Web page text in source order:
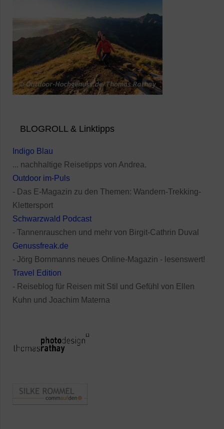
BLOGROLL & Linktipps
Indigo Blau
... nachhaltige Reisetipps von Andrea.
Outdoor im-Puls
- Das E-Magazin zu den Themen: Wandern-Trekking-
Klettersport
Schwarzwald Podcast
- Tannenrauschen und mehr von Birgit-Cathrin Duval
Genussfreak.de
- Jörg Bornmanns neues Online-Magazin - lesenswert!
Travel Edition
- Reiseblog für Reisen mit Stil und Gefühl von Ellen
Kuhn und Joachim Materna